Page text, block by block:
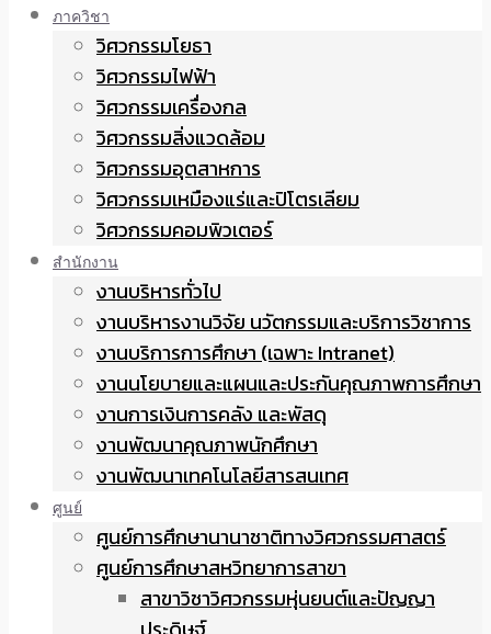
ภาควิชา
วิศวกรรมโยธา
วิศวกรรมไฟฟ้า
วิศวกรรมเครื่องกล
วิศวกรรมสิ่งแวดล้อม
วิศวกรรมอุตสาหการ
วิศวกรรมเหมืองแร่และปิโตรเลียม
วิศวกรรมคอมพิวเตอร์
สำนักงาน
งานบริหารทั่วไป
งานบริหารงานวิจัย นวัตกรรมและบริการวิชาการ
งานบริการการศึกษา (เฉพาะ Intranet)
งานนโยบายและแผนและประกันคุณภาพการศึกษา
งานการเงินการคลัง และพัสดุ
งานพัฒนาคุณภาพนักศึกษา
งานพัฒนาเทคโนโลยีสารสนเทศ
ศูนย์
ศูนย์การศึกษานานาชาติทางวิศวกรรมศาสตร์
ศูนย์การศึกษาสหวิทยาการสาขา
สาขาวิชาวิศวกรรมหุ่นยนต์และปัญญา